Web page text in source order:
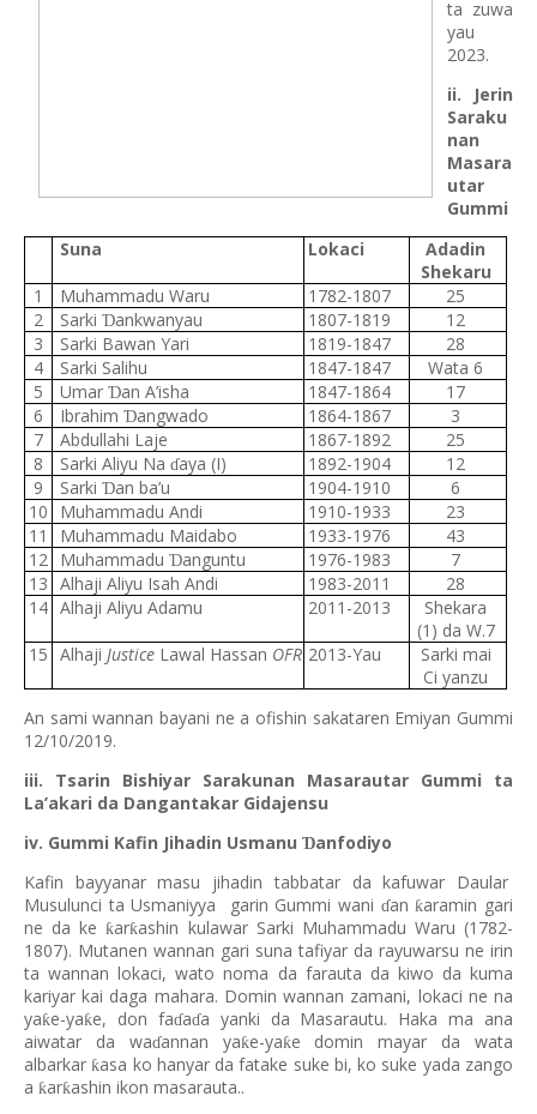
ta zuwa
yau
2023.
ii. Jerin
Saraku
nan
Masara
utar
Gummi
Suna
Lokaci
Adadin
Shekaru
1
Muhammadu Waru 1782-1807
25
2
Sarki Ɗankwanyau 1807-1819
12
3
Sarki Bawan Yari 1819-1847
28
4
Sarki Salihu 1847-1847
Wata 6
5
Umar Ɗan A’isha 1847-1864
17
6
Ibrahim Ɗangwado 1864-1867
3
7
Abdullahi Laje 1867-1892
25
8
Sarki Aliyu Na ɗaya (I) 1892-1904
12
9
Sarki Ɗan ba’u 1904-1910
6
10
Muhammadu Andi 1910-1933
23
11
Muhammadu Maidabo 1933-1976
43
12 Muhammadu Ɗanguntu 1976-1983
7
13 Alhaji Aliyu Isah Andi 1983-2011
28
14 Alhaji Aliyu Adamu 2011-2013
Shekara
(1) da W.7
15 Alhaji JusticeLawal Hassan OFR 2013-Yau
Sarki mai
Ci yanzu
An sami wannan bayani ne a ofishin sakataren Emiyan Gummi
12/10/2019.
iii. Tsarin Bishiyar Sarakunan Masarautar Gummi ta
La’akari da Dangantakar Gidajensu
iv. Gummi Kafin Jihadin Usmanu Ɗanfodiyo
Kafin bayyanar masu jihadin tabbatar da kafuwar Daular
Musulunci ta Usmaniyya garin Gummi wani ɗanƙaramin gari
ne da keƙarƙashin kulawar Sarki Muhammadu Waru (1782-
1807). Mutanen wannan gari suna tafiyar da rayuwarsu ne irin
ta wannan lokaci, wato noma da farauta da kiwo da kuma
kariyar kai daga mahara. Domin wannan zamani, lokaci ne na
yaƙe-yaƙe, don faɗaɗa yanki da Masarautu. Haka ma ana
aiwatar da waɗannan yaƙe-yaƙe domin mayar da wata
albarkarƙasa ko hanyar da fatake suke bi, ko suke yada zango
a ƙarƙashin ikon masarauta..